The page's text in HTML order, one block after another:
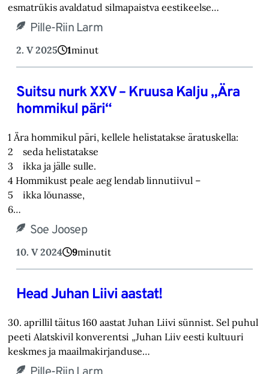
esmatrükis avaldatud silmapaistva eestikeelse…
Pille-Riin Larm
2. V 2025 1minut
Suitsu nurk XXV – Kruusa Kalju „Ära
hommikul päri“
1 Ära hommikul päri, kellele helistatakse äratuskella:
2 seda helistatakse
3 ikka ja jälle sulle.
4 Hommikust peale aeg lendab linnutiivul –
5 ikka lŏunasse,
6…
Soe Joosep
10. V 2024 9minutit
Head Juhan Liivi aastat!
30. aprillil täitus 160 aastat Juhan Liivi sünnist. Sel puhul
peeti Alatskivil konverentsi „Juhan Liiv eesti kultuuri
keskmes ja maailmakirjanduse…